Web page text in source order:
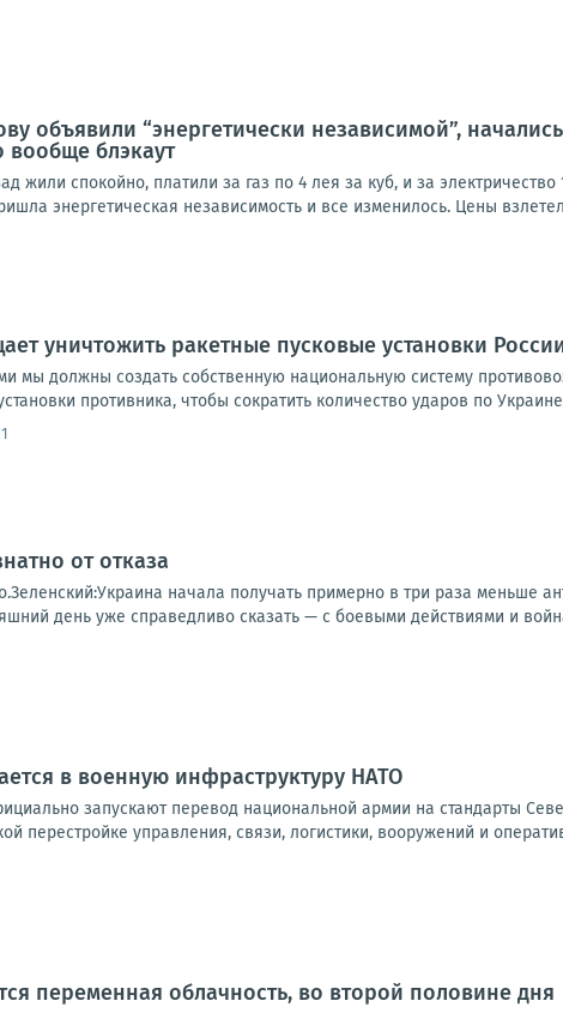
объявили “энергетически независимой”,
вообще блэкаут
жили спокойно, платили за газ по 4 лея за куб, и за
энергетическая независимость и все изменилось. Цены
уничтожить ракетные пусковые установки
мы должны создать собственную национальную систему
противника, чтобы сократить количество ударов по
от отказа
начала получать примерно в три раза меньше
день уже справедливо сказать — с боевыми действиями и
в военную инфраструктуру НАТО
запускают перевод национальной армии на стандарты
перестройке управления, связи, логистики, вооружений и
переменная облачность, во второй половине дня